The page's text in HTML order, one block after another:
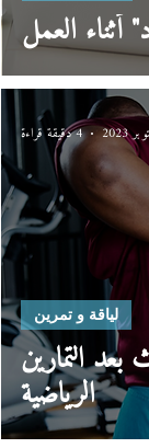
أثناء العمل
التمارين
الرياضية
لياقة و تمرين
4 دقيقة قراءة